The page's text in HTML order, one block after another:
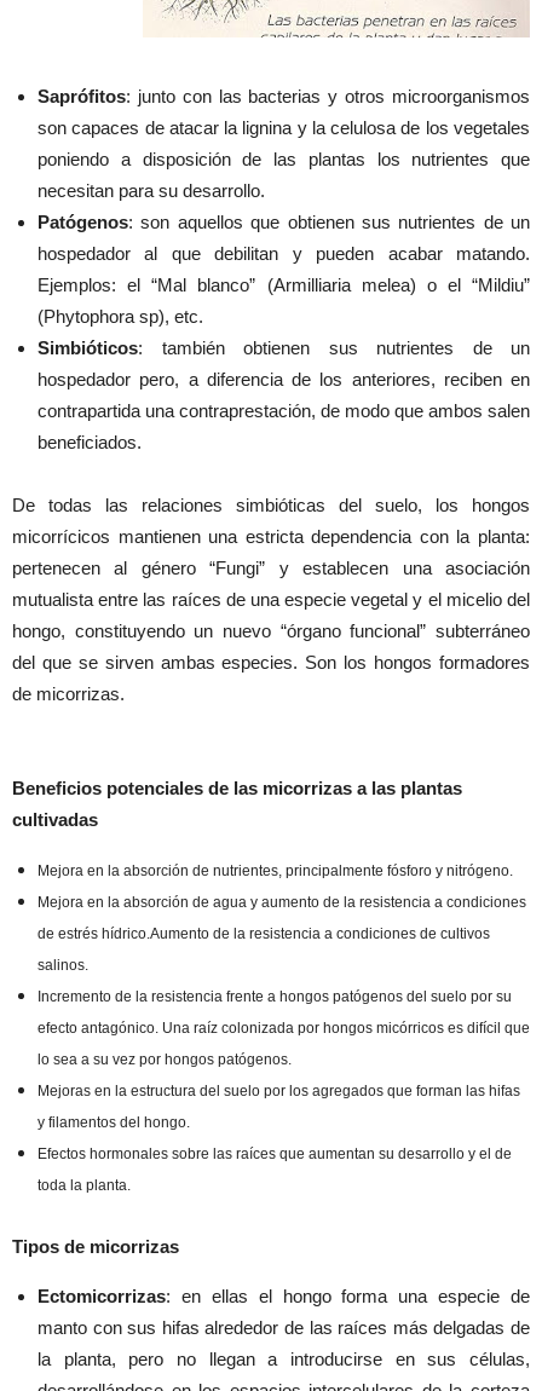
Saprófitos: junto con las bacterias y otros microorganismos
son capaces de atacar la lignina y la celulosa de los vegetales
poniendo a disposición de las plantas los nutrientes que
necesitan para su desarrollo.
Patógenos: son aquellos que obtienen sus nutrientes de un
hospedador al que debilitan y pueden acabar matando.
Ejemplos: el “Mal blanco” (Armilliaria melea) o el “Mildiu”
(Phytophora sp), etc.
Simbióticos: también obtienen sus nutrientes de un
hospedador pero, a diferencia de los anteriores, reciben en
contrapartida una contraprestación, de modo que ambos salen
beneficiados.
De todas las relaciones simbióticas del suelo, los hongos
micorrícicos mantienen una estricta dependencia con la planta:
pertenecen al género “Fungi” y establecen una asociación
mutualista entre las raíces de una especie vegetal y el micelio del
hongo, constituyendo un nuevo “órgano funcional” subterráneo
del que se sirven ambas especies. Son los hongos formadores
de micorrizas.
Beneficios potenciales de las micorrizas a las plantas
cultivadas
Mejora en la absorción de nutrientes, principalmente fósforo y nitrógeno.
Mejora en la absorción de agua y aumento de la resistencia a condiciones
de estrés hídrico.Aumento de la resistencia a condiciones de cultivos
salinos.
Incremento de la resistencia frente a hongos patógenos del suelo por su
efecto antagónico. Una raíz colonizada por hongos micórricos es difícil que
lo sea a su vez por hongos patógenos.
Mejoras en la estructura del suelo por los agregados que forman las hifas
y filamentos del hongo.
Efectos hormonales sobre las raíces que aumentan su desarrollo y el de
toda la planta.
Tipos de micorrizas
Ectomicorrizas: en ellas el hongo forma una especie de
manto con sus hifas alrededor de las raíces más delgadas de
la planta, pero no llegan a introducirse en sus células,